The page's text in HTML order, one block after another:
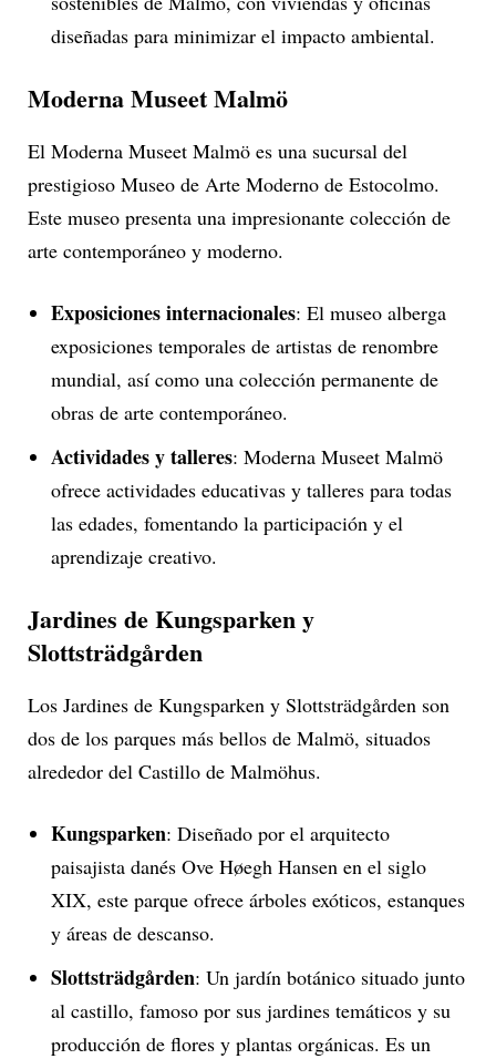
diseñadas para minimizar el impacto ambiental.
Moderna Museet Malmö
El Moderna Museet Malmö es una sucursal del
prestigioso Museo de Arte Moderno de Estocolmo.
Este museo presenta una impresionante colección de
arte contemporáneo y moderno.
Exposiciones internacionales: El museo alberga
exposiciones temporales de artistas de renombre
mundial, así como una colección permanente de
obras de arte contemporáneo.
Actividades y talleres: Moderna Museet Malmö
ofrece actividades educativas y talleres para todas
las edades, fomentando la participación y el
aprendizaje creativo.
Jardines de Kungsparken y
Slottsträdgården
Los Jardines de Kungsparken y Slottsträdgården son
dos de los parques más bellos de Malmö, situados
alrededor del Castillo de Malmöhus.
Kungsparken: Diseñado por el arquitecto
paisajista danés Ove Høegh Hansen en el siglo
XIX, este parque ofrece árboles exóticos, estanques
y áreas de descanso.
Slottsträdgården: Un jardín botánico situado junto
al castillo, famoso por sus jardines temáticos y su
producción de flores y plantas orgánicas. Es un